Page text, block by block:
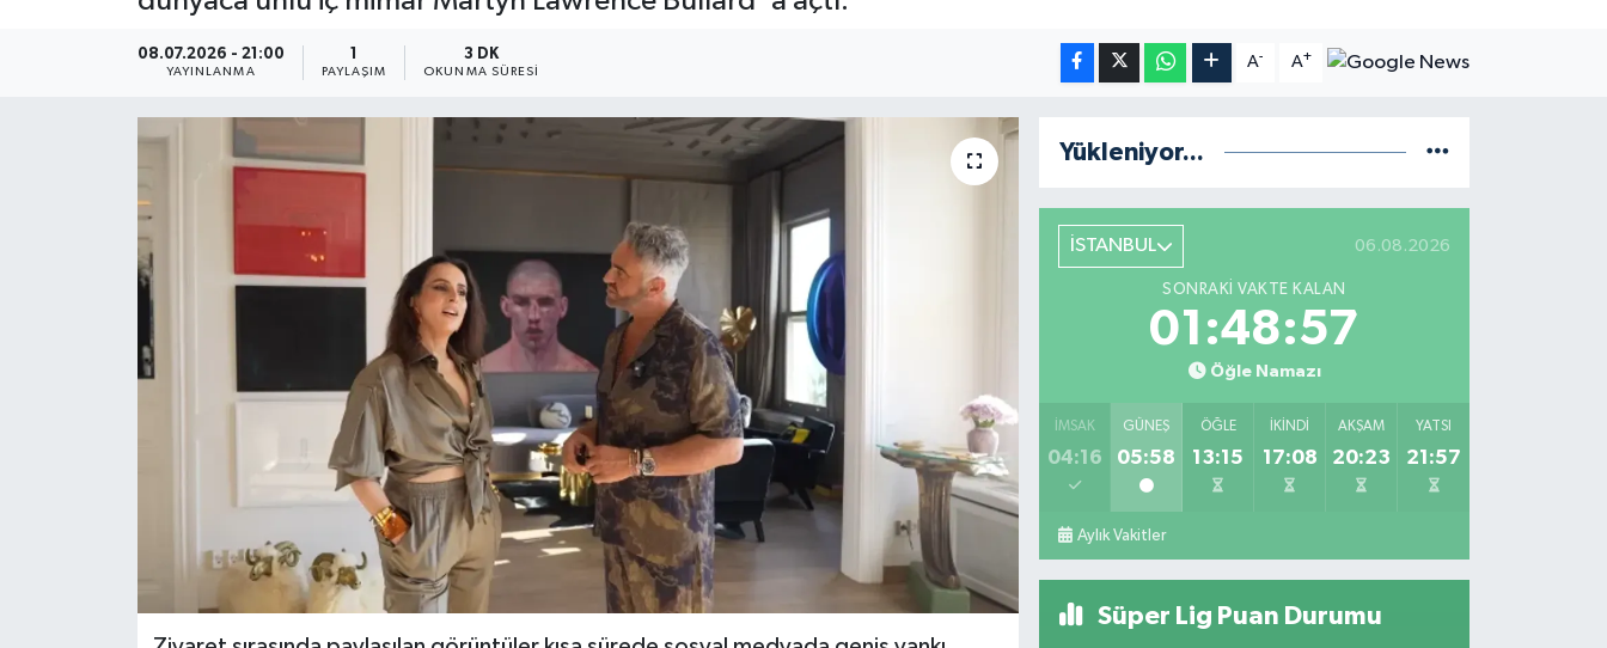
08.07.2026 - 21:00
YAYINLANMA
1
PAYLAŞIM
3 DK
OKUNMA SÜRESI
A- A+
Yükleniyor...
İSTANBUL 06.08.2026
SONRAKI VAKTE KALAN
01:48:56
Öğle Namazı
İMSAK
04:16
GÜNEŞ
05:58
ÖĞLE
13:15
İKINDI
17:08
AKŞAM
20:23
YATSI
21:57
Aylık Vakitler
Süper Lig Puan Durumu